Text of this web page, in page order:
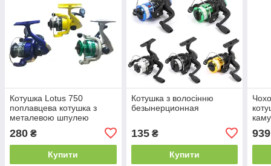
Котушка Lotus 750
поплавцева котушка з
металевою шпулею
280 ₴
Купити
Котушка з волосінню
безынерционная
135₴
Купити
939